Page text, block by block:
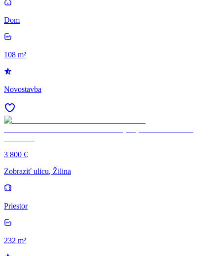
Dom
108 m²
Novostavba
3 800 €
Zobraziť ulicu, Žilina
Priestor
232 m²